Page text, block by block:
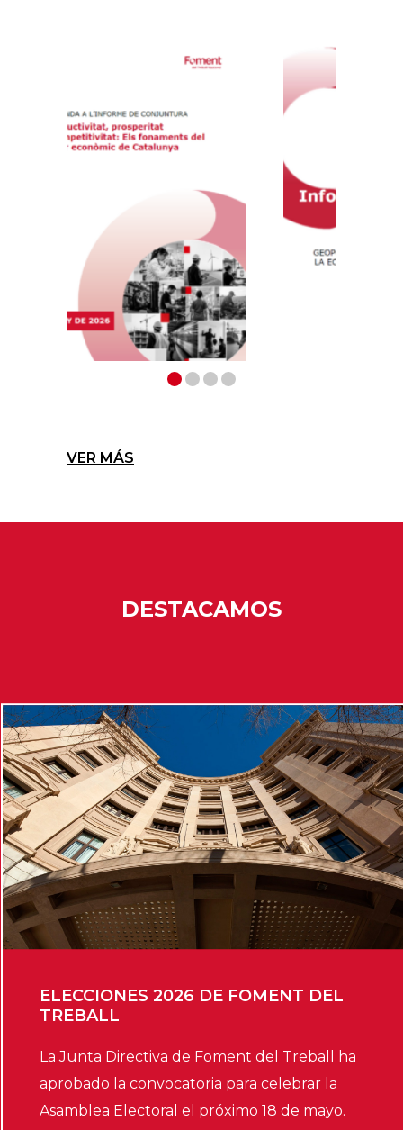
VER MÁS
DESTACAMOS
ELECCIONES 2026 DE FOMENT DEL
TREBALL
La Junta Directiva de Foment del Treball ha
aprobado la convocatoria para celebrar la
Asamblea Electoral el próximo 18 de mayo.